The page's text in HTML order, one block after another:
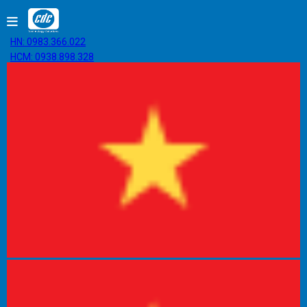
HN: 0983.366.022
HCM: 0938.898.328